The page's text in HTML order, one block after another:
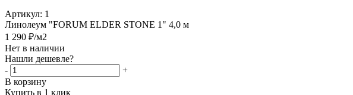
Артикул: 1
Линолеум "FORUM ELDER STONE 1" 4,0 м
1 290 ₽/м2
Нет в наличии
Нашли дешевле?
-
+
В корзину
Купить в 1 клик